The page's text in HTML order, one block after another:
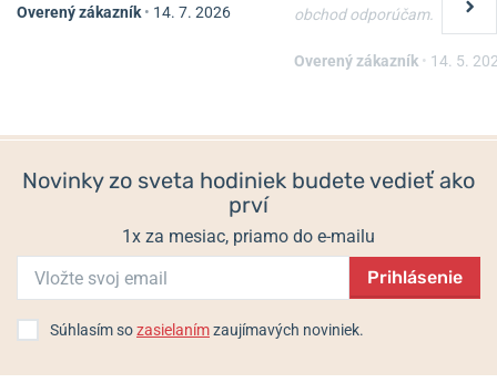
Šperkovnica Friedrich
98 €
Šperkovnica Wolf Sophia
305 €
Overený zákazník • 14. 7. 2026
obchod odporúčam.
Overený zákazník • 14. 5.
Novinky zo sveta hodiniek budete vedieť ako
prví
1x za mesiac, priamo do e-mailu
Prihlásenie
Súhlasím sozasielanímzaujímavých noviniek.